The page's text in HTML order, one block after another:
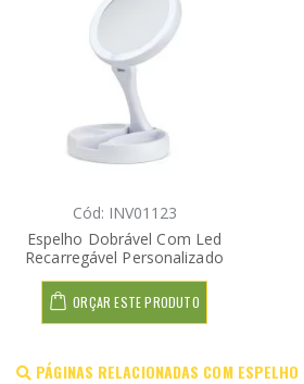
Cód: INV01123
Espelho Dobrável Com Led
Recarregável Personalizado
ORÇAR ESTE PRODUTO
PÁGINAS RELACIONADAS COM ESPELHO